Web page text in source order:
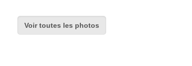
Voir toutes les photos